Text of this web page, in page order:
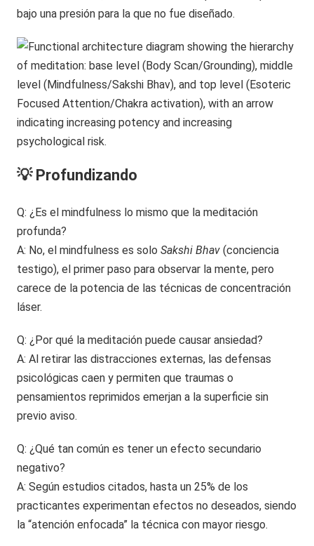
bajo una presión para la que no fue diseñado.
💡 Profundizando
Q: ¿Es el mindfulness lo mismo que la meditación
profunda?
A: No, el mindfulness es soloSakshi Bhav (conciencia
testigo), el primer paso para observar la mente, pero
carece de la potencia de las técnicas de concentración
láser.
Q: ¿Por qué la meditación puede causar ansiedad?
A: Al retirar las distracciones externas, las defensas
psicológicas caen y permiten que traumas o
pensamientos reprimidos emerjan a la superficie sin
previo aviso.
Q: ¿Qué tan común es tener un efecto secundario
negativo?
A: Según estudios citados, hasta un 25% de los
practicantes experimentan efectos no deseados, siendo
la “atención enfocada” la técnica con mayor riesgo.